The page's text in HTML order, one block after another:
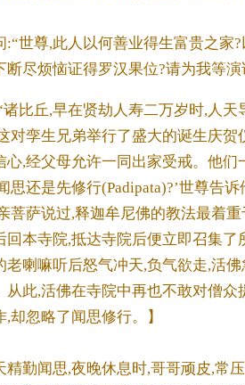
尊,此人以何善业得生富贵之家?
断尽烦恼证得罗汉果位?请为我等演
丘,早在贤劫人寿二万岁时,人天
对孪生兄弟举行了盛大的诞生庆
心,经父母允许一同出家受戒。他
思还是先修行(Padipata)?’世尊告
菩萨说过,释迦牟尼佛的教法最着
回本寺院,抵达寺院后便立即召集
老喇嘛听后怒气冲天,负气欲走,活
从此,活佛在寺院中再也不敢对僧
却忽略了闻思修行。】
闻思,夜晚休息时,哥哥顽皮,常压